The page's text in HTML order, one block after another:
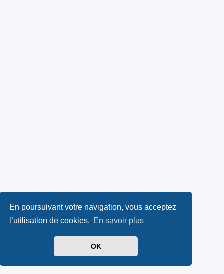
En poursuivant votre navigation, vous acceptez
l’utilisation de cookies. En savoir plus
OK